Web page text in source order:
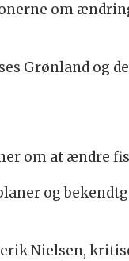
om
Grønland og
om at ændre
og
Nielsen,